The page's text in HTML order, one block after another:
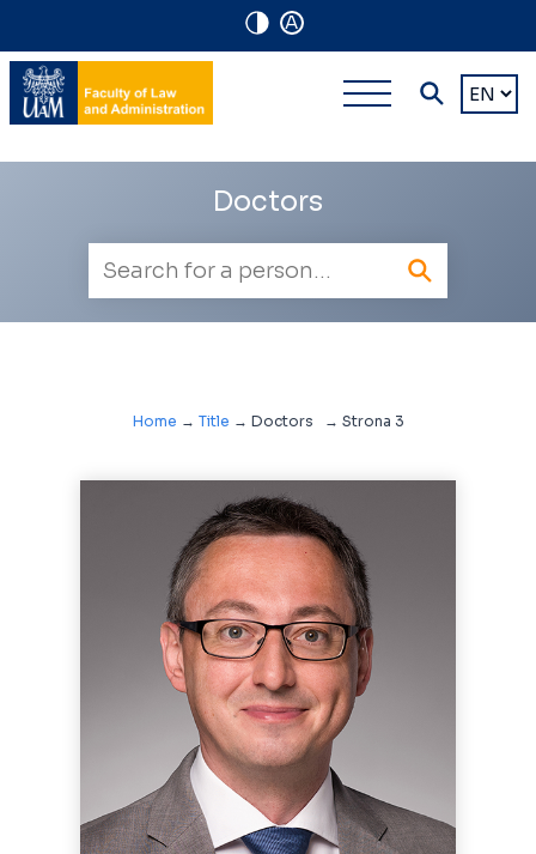
A
Navigation
shortcuts
Main
multi-
level
Choose
Doctors
search
Home → Title → Doctors → Strona 3